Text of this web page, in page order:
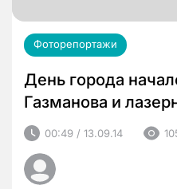
Фоторепортажи
День города
Газманова и
00:49 / 13.09.14